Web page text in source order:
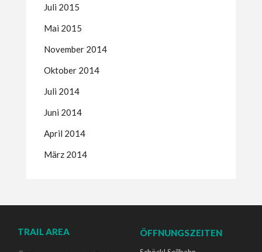
Juli 2015
Mai 2015
November 2014
Oktober 2014
Juli 2014
Juni 2014
April 2014
März 2014
TRAIL AREA ÖFFNUNGSZEITEN